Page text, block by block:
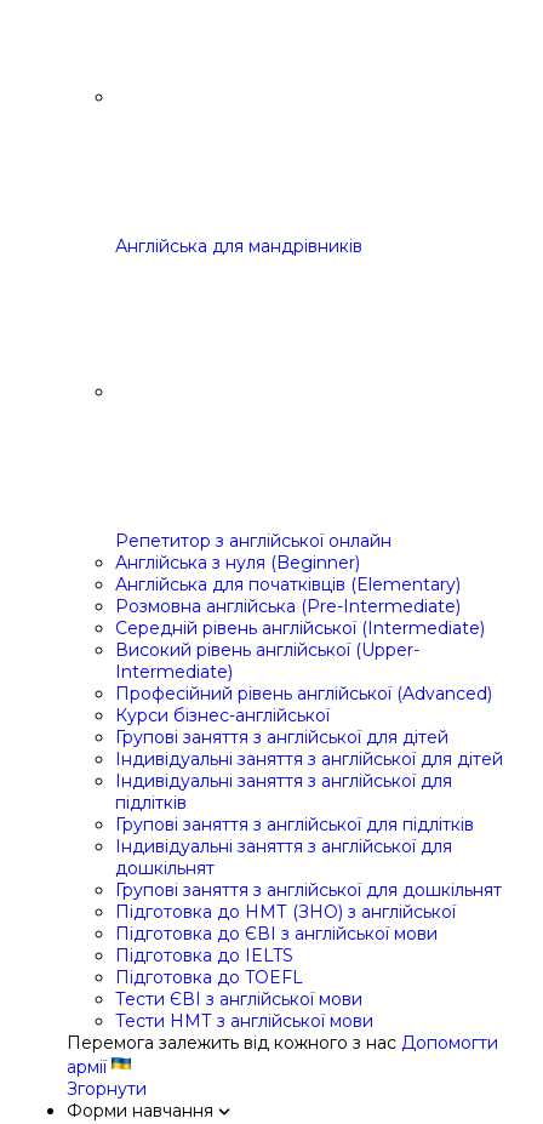
Англійська для мандрівників
Репетитор з англійської онлайн
Англійська з нуля (Beginner)
Англійська для початківців (Elementary)
Розмовна англійська (Pre-Intermediate)
Середній рівень англійської (Intermediate)
Високий рівень англійської (Upper-
Intermediate)
Професійний рівень англійської (Advanced)
Курси бізнес-англійської
Групові заняття з англійської для дітей
Індивідуальні заняття з англійської для дітей
Індивідуальні заняття з англійської для
підлітків
Групові заняття з англійської для підлітків
Індивідуальні заняття з англійської для
дошкільнят
Групові заняття з англійської для дошкільнят
Підготовка до НМТ (ЗНО) з англійської
Підготовка до ЄВІ з англійської мови
Підготовка до IELTS
Підготовка до TOEFL
Тести ЄВІ з англійської мови
Тести НМТ з англійської мови
Перемога залежить від кожного з нас Допомогти
армії
Згорнути
Форми навчання